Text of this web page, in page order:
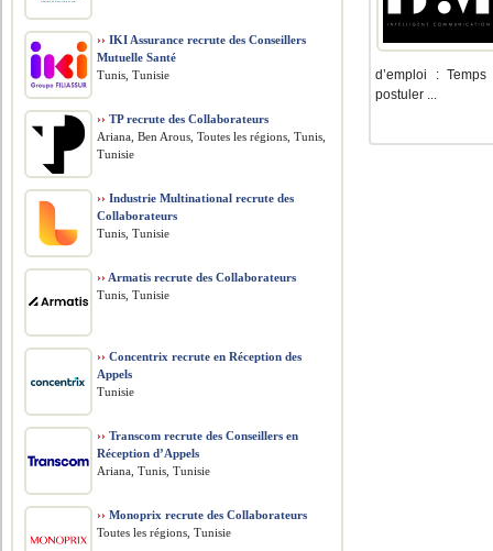
d’emploi :
postuler ...
›› IKI Assurance recrute des Conseillers
Mutuelle Santé
Tunis, Tunisie
›› TP recrute des Collaborateurs
Ariana, Ben Arous, Toutes les régions, Tunis,
Tunisie
›› Industrie Multinational recrute des
Collaborateurs
Tunis, Tunisie
›› Armatis recrute des Collaborateurs
Tunis, Tunisie
›› Concentrix recrute en Réception des
Appels
Tunisie
›› Transcom recrute des Conseillers en
Réception d’Appels
Ariana, Tunis, Tunisie
›› Monoprix recrute des Collaborateurs
Toutes les régions, Tunisie